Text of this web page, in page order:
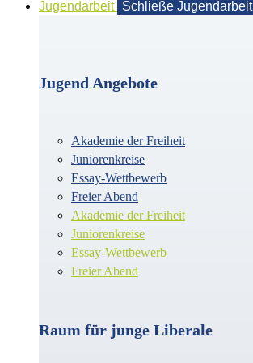
Jugendarbeit Schließe Jugendarbeit
Jugend Angebote
Akademie der Freiheit
Juniorenkreise
Essay-Wettbewerb
Freier Abend
Akademie der Freiheit
Juniorenkreise
Essay-Wettbewerb
Freier Abend
Raum für junge Liberale